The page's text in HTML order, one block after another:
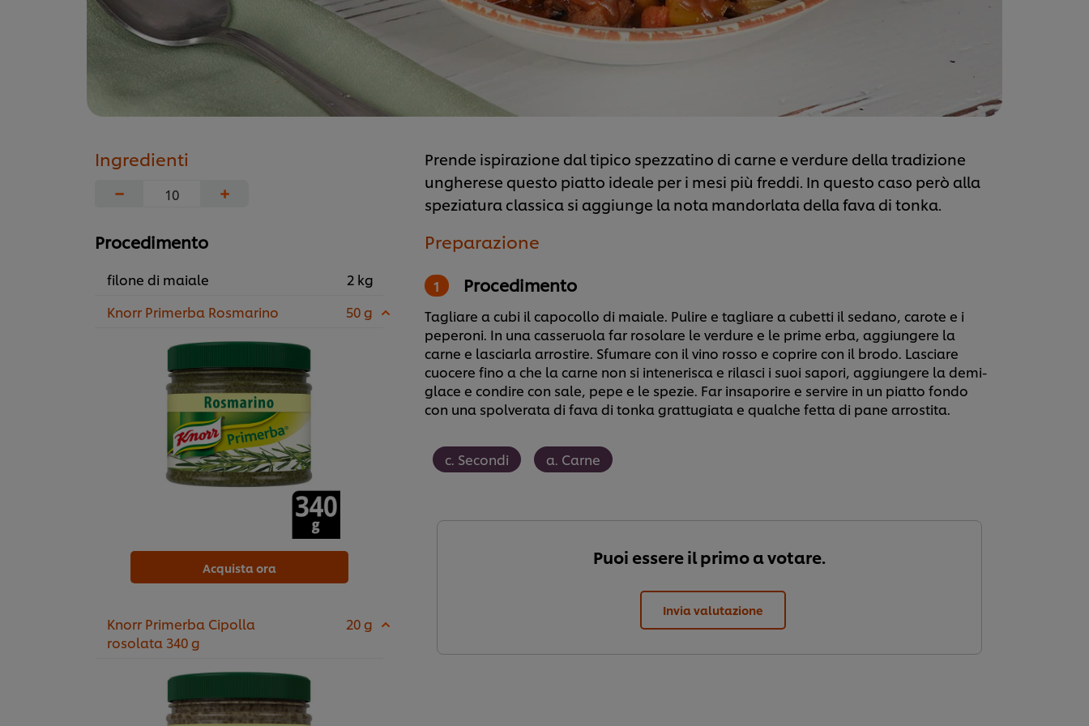
Ingredienti
−
+
Procedimento
filone di maiale
2 kg
Knorr Primerba Rosmarino
50 g
Acquista ora
Knorr Primerba Cipolla
rosolata 340 g
20 g
Prende ispirazione dal tipico spezzatino di carne e verdure della tradizione
ungherese questo piatto ideale per i mesi più freddi. In questo caso però alla
speziatura classica si aggiunge la nota mandorlata della fava di tonka.
Preparazione
Procedimento
Tagliare a cubi il capocollo di maiale. Pulire e tagliare a cubetti il sedano, carote e i
peperoni. In una casseruola far rosolare le verdure e le prime erba, aggiungere la
carne e lasciarla arrostire. Sfumare con il vino rosso e coprire con il brodo. Lasciare
cuocere fino a che la carne non si intenerisca e rilasci i suoi sapori, aggiungere la demi-
glace e condire con sale, pepe e le spezie. Far insaporire e servire in un piatto fondo
con una spolverata di fava di tonka grattugiata e qualche fetta di pane arrostita.
c. Secondi a. Carne
Puoi essere il primo a votare.
Invia valutazione